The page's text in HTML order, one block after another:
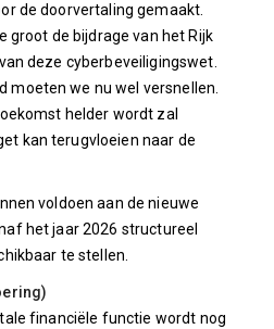
de doorvertaling gemaakt.
groot de bijdrage van het Rijk
deze cyberbeveiligingswet.
moeten we nu wel versnellen.
helder wordt zal
kan terugvloeien naar de
voldoen aan de nieuwe
het jaar 2026 structureel
te stellen.
financiële functie wordt nog